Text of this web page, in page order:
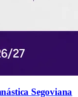
Segoviana